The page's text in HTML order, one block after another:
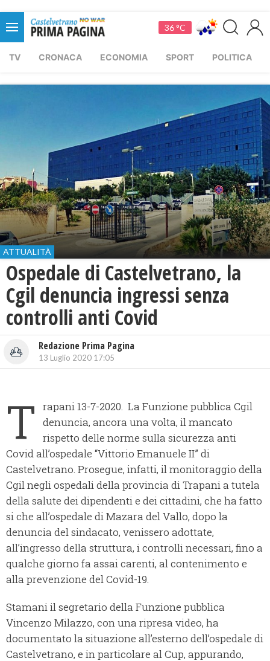
36 °C
TV CRONACA ECONOMIA SPORT POLITICA
ATTUALITÀ
Ospedale di Castelvetrano, la
Cgil denuncia ingressi senza
controlli anti Covid
Redazione Prima Pagina
13 Luglio 2020 17:05
T
rapani 13-7-2020. La Funzione pubblica Cgil
denuncia, ancora una volta, il mancato
rispetto delle norme sulla sicurezza anti
Covid all’ospedale “Vittorio Emanuele II” di
Castelvetrano. Prosegue, infatti, il monitoraggio della
Cgil negli ospedali della provincia di Trapani a tutela
della salute dei dipendenti e dei cittadini, che ha fatto
si che all’ospedale di Mazara del Vallo, dopo la
denuncia del sindacato, venissero adottate,
all’ingresso della struttura, i controlli necessari, fino a
qualche giorno fa assai carenti, al contenimento e
alla prevenzione del Covid-19.
Stamani il segretario della Funzione pubblica
Vincenzo Milazzo, con una ripresa video, ha
documentato la situazione all’esterno dell’ospedale di
Castelvetrano, e in particolare al Cup, appurando,